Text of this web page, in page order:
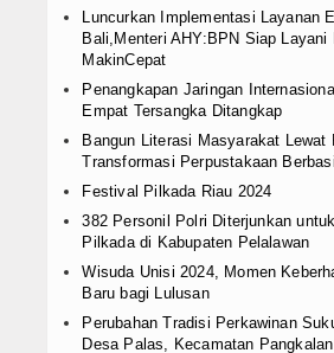
Luncurkan Implementasi Layanan
Bali,Menteri AHY:BPN Siap Layani
MakinCepat
Penangkapan Jaringan
Empat Tersangka Ditangkap
Bangun Literasi Masyarakat Lewat
Transformasi Perpustakaan
Festival Pilkada Riau 2024
382 Personil Polri Diterjunkan
Pilkada di Kabupaten Pelalawan
Wisuda Unisi 2024, Momen
Baru bagi Lulusan
Perubahan Tradisi Perkawinan
Desa Palas, Kecamatan